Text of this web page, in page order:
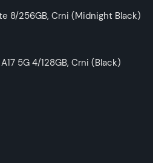
8/256GB, Crni (Midnight Black)
5G 4/128GB, Crni (Black)